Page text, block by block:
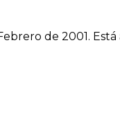
de 2001.